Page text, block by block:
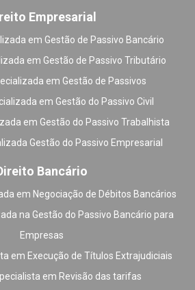
Empresarial
em Gestão de Passivo Bancário
em Gestão de Passivo Tributário
em Gestão de Passivos
em Gestão do Passivo Civil
em Gestão do Passivo Trabalhista
Gestão do Passivo Empresarial
Bancário
em Negociação de Débitos Bancários
na Gestão do Passivo Bancário para
Empresas
em Execução de Títulos Extrajudiciais
em Revisão das tarifas